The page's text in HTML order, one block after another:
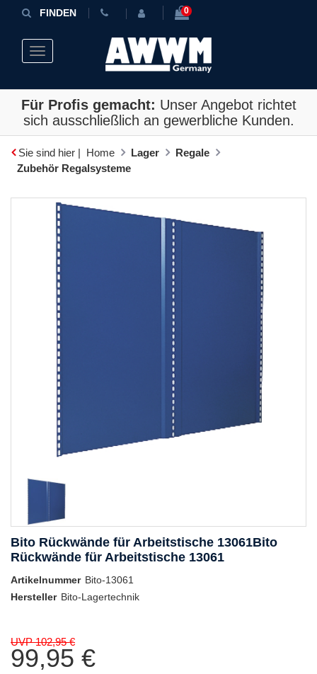
FINDEN 0
Toggle navigation
Für Profis gemacht: Unser Angebot richtet
sich ausschließlich an gewerbliche Kunden.
Sie sind hier | Home Lager
Regale
Zubehör Regalsysteme
Bito Rückwände für Arbeitstische 13061Bito
Rückwände für Arbeitstische 13061
Artikelnummer Bito-13061
Hersteller Bito-Lagertechnik
UVP 102,95 €
99,95 €